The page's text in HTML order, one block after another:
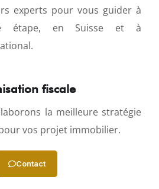
experts pour vous guider à
étape, en Suisse et à
fiscale
la meilleure stratégie
vos projet immobilier.
Contact